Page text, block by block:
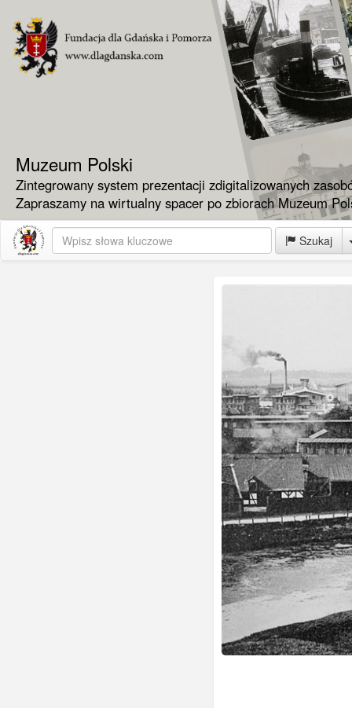
Muzeum Polski
Zintegrowany system prezentacji zdigitalizowanych
Zapraszamy na wirtualny spacer po zbiorach Muzeum
Szukaj